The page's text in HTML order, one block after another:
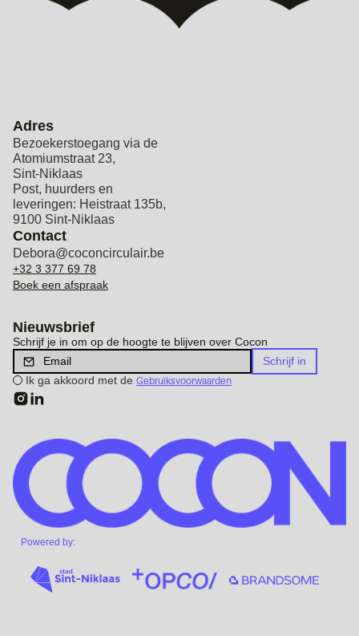
Adres
Bezoekerstoegang via de
Atomiumstraat 23,
Sint-Niklaas
Post, huurders en
leveringen: Heistraat 135b,
9100 Sint-Niklaas
Contact
Debora@coconcirculair.be
+32 3 377 69 78
Boek een afspraak
Nieuwsbrief
Schrijf je in om op de hoogte te blijven over Cocon
Ik ga akkoord met de Gebruiksvoorwaarden
Powered by: